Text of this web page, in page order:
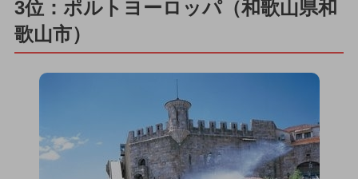
3位：ポルトヨーロッパ（和歌山県和
歌山市）